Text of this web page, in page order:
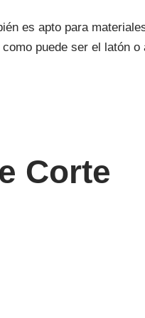
es apto para
puede ser el latón o
Corte
serie AL1000 –